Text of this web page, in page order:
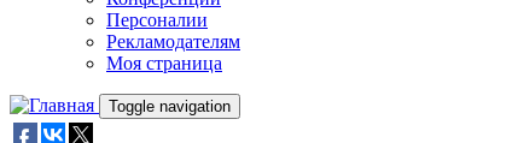
Персоналии
Рекламодателям
Моя страница
Toggle navigation